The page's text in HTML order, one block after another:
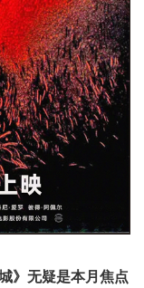
》无疑是本月焦点